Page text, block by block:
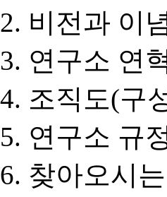
비전과 이
연구소 연
조직도(구
연구소 규
찾아오시